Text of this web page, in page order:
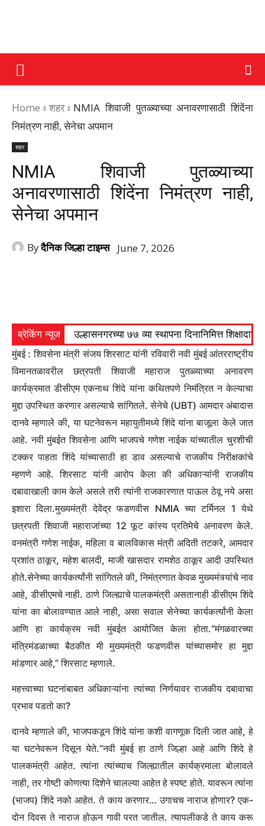
DAINIK
JILHA
Home शहर
NMIA शिवाजी पुतळ्याच्या अनावरणासाठी शिंदेंना
निमंत्रण नाही, सेनेचा अपमान
शहर
NMIA शिवाजी पुतळ्याच्या
अनावरणासाठी शिंदेंना निमंत्रण नाही,
सेनेचा अपमान
Byदैनिक जिल्हा टाइम्स June 7, 2026
ब्रेकिंग न्यूज उल्हासनगरच्या ७७ व्या स्थापना दिनानिमित्त
मुंबई :शिवसेना मंत्री संजय शिरसाट यांनी रविवारी नवी मुंबई आंतरराष्ट्रीय
विमानतळावरील छत्रपती शिवाजी महाराज पुतळ्याच्या अनावरण
कार्यक्रमात डीसीएम एकनाथ शिंदे यांना कथितपणे निमंत्रित न केल्याचा
मुद्दा उपस्थित करणार असल्याचे सांगितले.सेनेचे (UBT) आमदार अंबादास
दानवे म्हणाले की, या घटनेवरून महायुतीमध्ये शिंदे यांना बाजूला केले जात
आहे. नवी मुंबईत शिवसेना आणि भाजपचे गणेश नाईक यांच्यातील चुरशीची
टक्कर पाहता शिंदे यांच्यासाठी हा डाव असल्याचे राजकीय निरीक्षकांचे
म्हणणे आहे. शिरसाट यांनी आरोप केला की अधिकाऱ्यांनी राजकीय
दबावाखाली काम केले असले तरी त्यांनी राजकारणात पाऊल ठेवू नये असा
इशारा दिला.मुख्यमंत्रीदेवेंद्र फडणवीस NMIA च्या टर्मिनल 1 येथे
छत्रपती शिवाजी महाराजांच्या 12 फूट कांस्य प्रतिमेचे अनावरण केले.
वनमंत्री गणेश नाईक, महिला व बालविकास मंत्री अदिती तटकरे, आमदार
प्रशांत ठाकूर, महेश बालदी, माजी खासदार रामशेठ ठाकूर आदी उपस्थित
होते.सेनेच्या कार्यकर्त्यांनी सांगितले की, निमंत्रणात केवळ मुख्यमंत्र्यांचे नाव
आहे, डीसीएमचे नाही. ठाणे जिल्ह्याचे पालकमंत्री असतानाही डीसीएम शिंदे
यांना का बोलावण्यात आले नाही, असा सवाल सेनेच्या कार्यकर्त्यांनी केला
आणि हा कार्यक्रम नवी मुंबईत आयोजित केला होता.“मंगळवारच्या
मंत्रिमंडळाच्या बैठकीत मी मुख्यमंत्री फडणवीस यांच्यासमोर हा मुद्दा
मांडणार आहे,” शिरसाट म्हणाले.
महत्त्वाच्या घटनांबाबत अधिकाऱ्यांना त्यांच्या निर्णयावर राजकीय दबावाचा
प्रभाव पडतो का?
दानवे म्हणाले की, भाजपकडून शिंदे यांना कशी वागणूक दिली जात आहे, हे
या घटनेवरून दिसून येते.“नवी मुंबई हा ठाणे जिल्हा आहे आणि शिंदे हे
पालकमंत्री आहेत. त्यांना त्यांच्याच जिल्ह्यातील कार्यक्रमाला बोलावले
नाही, तर गोष्टी कोणत्या दिशेने चालल्या आहेत हे स्पष्ट होते. यावरून त्यांना
(भाजप) शिंदे नको आहेत. ते काय करणार… उगाचच नाराज होणार? एक-
दोन दिवस ते नाराज होऊन गावी परत जातील. त्यापलीकडे ते काय करू